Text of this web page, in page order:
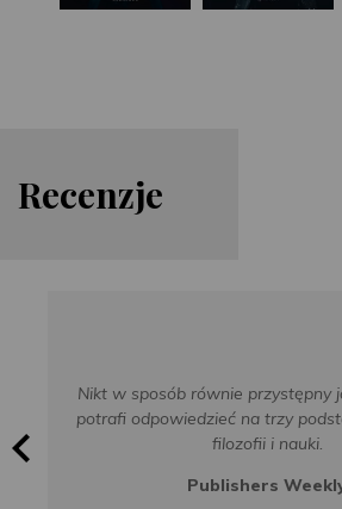
Recenzje
Nikt w sposób równie przystępny
potrafi odpowiedzieć na trzy
filozofii i nauki.
Publishers